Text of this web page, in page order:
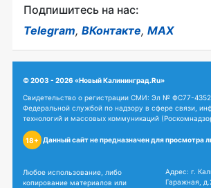
Подпишитесь на нас:
Telegram, ВКонтакте, MAX
© 2003 - 2026 «Новый Калининград.Ru»
Свидетельство о регистрации СМИ: Эл № ФС77-
Федеральной службой по надзору в сфере связи,
технологий и массовых коммуникаций
18+ Данный сайт не предназначен для просмотра
Любое использование, либо
копирование материалов или
Адрес: г.
Гаражная,